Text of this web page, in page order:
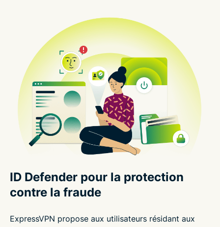
ID Defender pour la protection
contre la fraude
ExpressVPN propose aux utilisateurs résidant aux